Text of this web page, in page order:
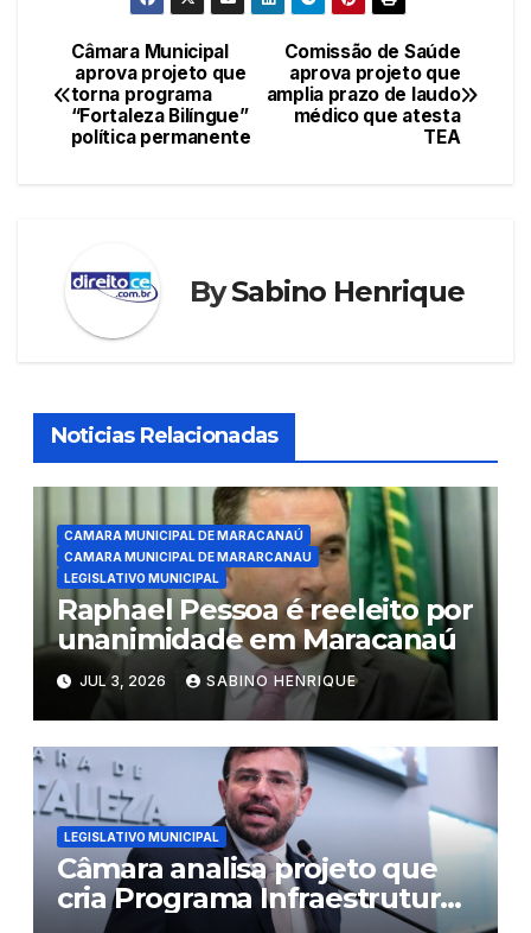
Navegação
de
Post
Comissão de Saúde
aprova projeto que
amplia prazo de laudo
médico que atesta
TEA
Câmara Municipal
aprova projeto que
torna programa
“Fortaleza Bilíngue”
política permanente
BySabino Henrique
Noticias Relacionadas
CAMARA MUNICIPAL DE MARACANAÚ
CAMARA MUNICIPAL DE MARARCANAU
LEGISLATIVO MUNICIPAL
Raphael Pessoa é reeleito por
unanimidade em Maracanaú
JUL 3, 2026 SABINO HENRIQUE
LEGISLATIVO MUNICIPAL
Câmara analisa projeto que
cria Programa Infraestrutura